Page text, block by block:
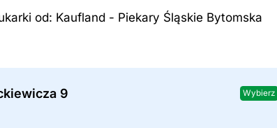
od: Kaufland - Piekary Śląskie Bytomska
9 Wybierz